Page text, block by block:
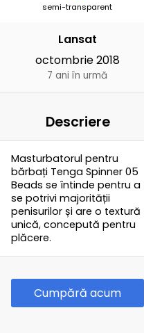
semi-transparent
Lansat
octombrie 2018
7 ani în urmă
Descriere
Masturbatorul pentru
bărbați Tenga Spinner 05
Beads se întinde pentru a
se potrivi majorității
penisurilor și are o textură
unică, concepută pentru
plăcere.
Cumpără acum